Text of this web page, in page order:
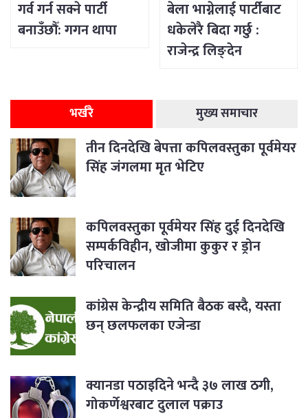
गर्व गर्न सक्ने पार्टी
बनाउँछौँ: गगन थापा
बेला भाग्नेलाई पार्टीबाट
धकेलेरै बिदा गर्छु :
राजेन्द्र लिङ्देन
भर्खरै मुख्य समाचार
तीन दिनदेखि बेपत्ता कपिलवस्तुका पूर्वमेयर
सिंह जंगलमा मृत भेटिए
कपिलवस्तुका पूर्वमेयर सिंह दुई दिनदेखि
सम्पर्कविहीन, खोजीमा कुकुर र ड्रोन
परिचालन
कांग्रेस केन्द्रीय समिति बैठक बस्दै, यस्ता
छन् छलफलका एजेन्डा
क्यानडा पठाइदिने भन्दै ३७ लाख ठगी,
गोकर्णेश्वरबाट दुलाल पक्राउ